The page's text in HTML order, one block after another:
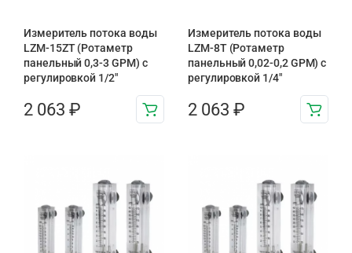
Измеритель потока воды
LZM-15ZT (Ротаметр
панельный 0,3-3 GPM) с
регулировкой 1/2″
2 063 ₽
Измеритель потока воды
LZM-8T (Ротаметр
панельный 0,02-0,2 GPM) с
регулировкой 1/4″
2 063 ₽